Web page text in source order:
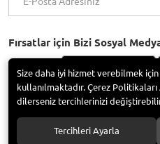
Fırsatlar için Bizi Sosyal
Bayramoğlu Group / Adem
Size daha iyi hizmet verebilmek
kullanılmaktadır. Çerez
dilerseniz tercihlerinizi
Tercihleri Ayarla